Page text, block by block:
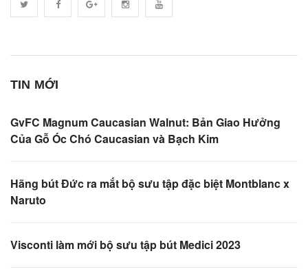
TIN MỚI
GvFC Magnum Caucasian Walnut: Bản Giao Hưởng
Của Gỗ Óc Chó Caucasian và Bạch Kim
Hãng bút Đức ra mắt bộ sưu tập đặc biệt Montblanc x
Naruto
Visconti làm mới bộ sưu tập bút Medici 2023